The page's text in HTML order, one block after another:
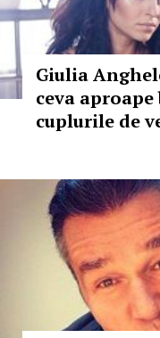
Giulia
ceva
cuplurile de